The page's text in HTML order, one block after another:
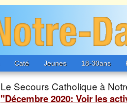
Caté Jeunes 18-30ans
Le Secours Catholique à
"Décembre 2020: Voir les